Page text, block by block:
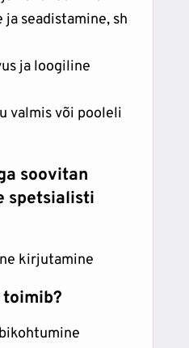
ja seadistamine, sh
ja loogiline
valmis või pooleli
soovitan
spetsialisti
kirjutamine